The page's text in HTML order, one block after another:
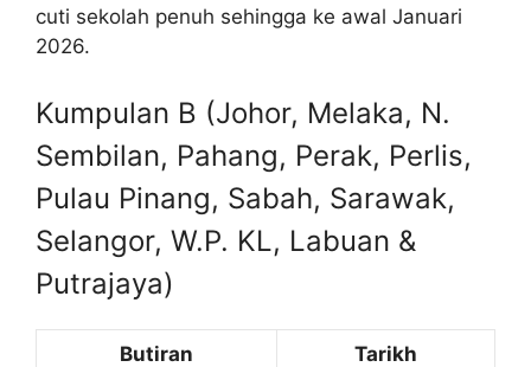
cuti sekolah penuh sehingga ke awal Januari
2026.
Kumpulan B (Johor, Melaka, N.
Sembilan, Pahang, Perak, Perlis,
Pulau Pinang, Sabah, Sarawak,
Selangor, W.P. KL, Labuan &
Putrajaya)
Butiran Tarikh